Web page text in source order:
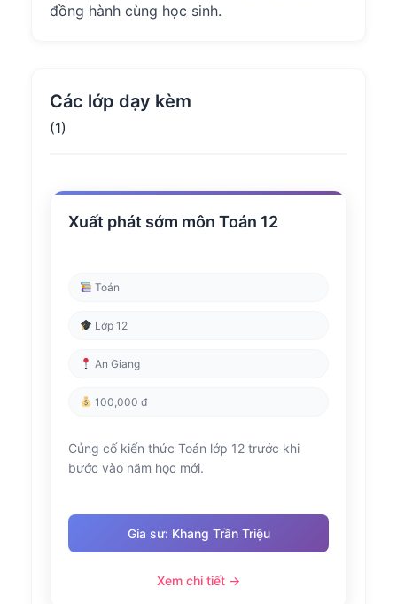
đồng hành cùng học sinh.
Các lớp dạy kèm
(1)
Xuất phát sớm môn Toán 12
Toán
Lớp 12
An Giang
100,000 đ
Củng cố kiến thức Toán lớp 12 trước khi
bước vào năm học mới.
Gia sư: Khang Trần Triệu
Xem chi tiết →